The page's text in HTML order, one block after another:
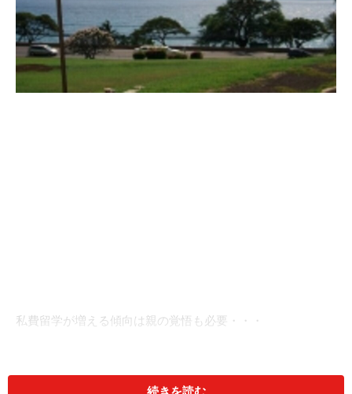
私費留学が増える傾向は親の覚悟も必要・・・
す。